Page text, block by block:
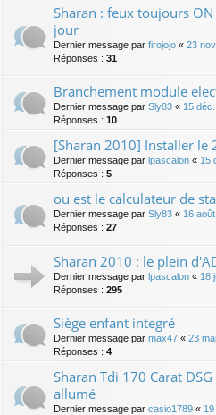
Sharan : feux toujours
jour
Dernier message par firojojo « 23
Réponses : 31
Branchement module
Dernier message par Sly83 « 15
Réponses : 10
[Sharan 2010] Installer le
Dernier message par lpascalon « 15
Réponses : 5
ou est le calculateur de
Dernier message par Sly83 « 16
Réponses : 27
Sharan 2010 : le plein
Dernier message par lpascalon « 18
Réponses : 295
Siège enfant integré
Dernier message par max47 « 23
Réponses : 4
Sharan Tdi 170 Carat
allumé
Dernier message par casio1789 «